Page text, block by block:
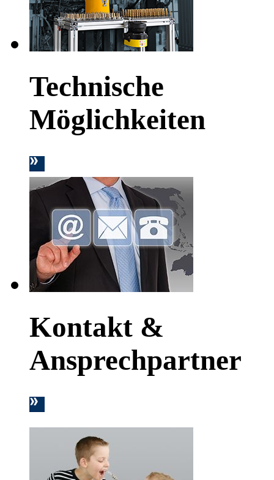
Technische
Möglichkeiten
Kontakt &
Ansprechpartner